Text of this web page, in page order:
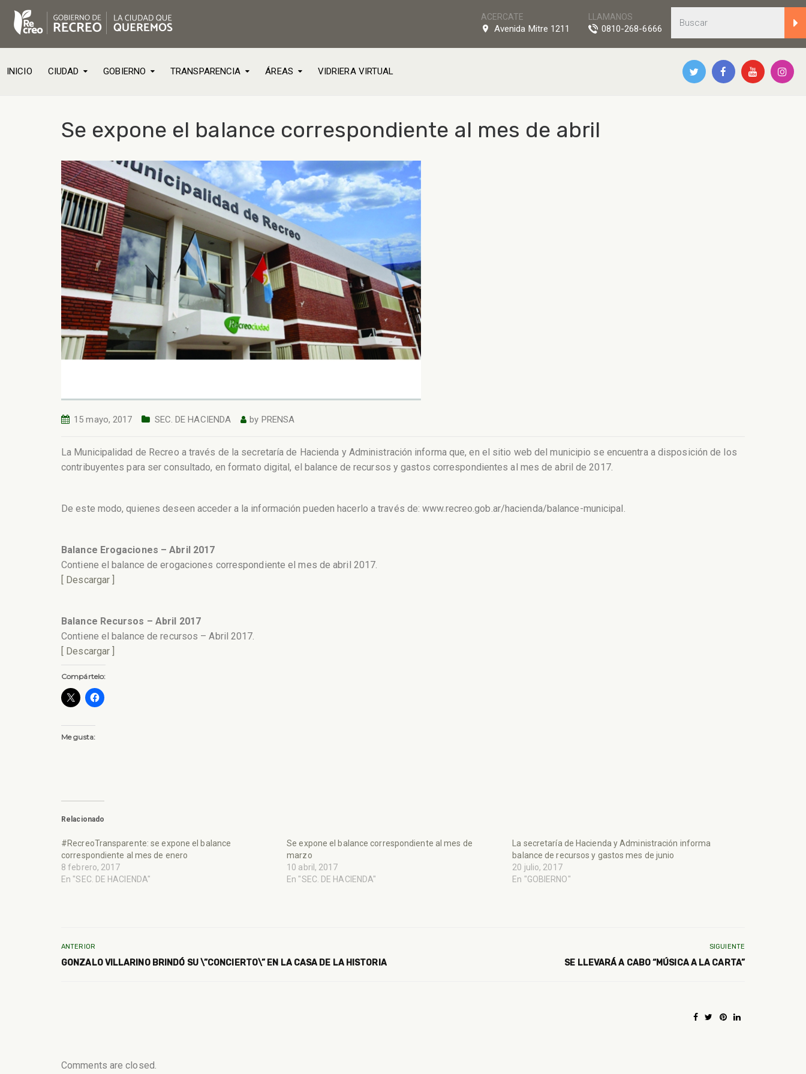
LLAMANOS
0810-268-6666
ACERCATE
Avenida Mitre 1211
INICIO CIUDAD GOBIERNO TRANSPARENCIA ÁREAS VIDRIERA VIRTUAL
Se expone el balance correspondiente al mes de abril
15 mayo, 2017 SEC. DE HACIENDA by PRENSA
La Municipalidad de Recreo a través de la secretaría de Hacienda y Administración informa que, en el sitio web del municipio se encuentra a disposición de los
contribuyentes para ser consultado, en formato digital, el balance de recursos y gastos correspondientes al mes de abril de 2017.
De este modo, quienes deseen acceder a la información pueden hacerlo a través de: www.recreo.gob.ar/hacienda/balance-municipal.
Balance Erogaciones – Abril 2017
Contiene el balance de erogaciones correspondiente el mes de abril 2017.
[ Descargar ]
Balance Recursos – Abril 2017
Contiene el balance de recursos – Abril 2017.
[ Descargar ]
Compártelo:
Me gusta:
Relacionado
#RecreoTransparente: se expone el balance
correspondiente al mes de enero
8 febrero, 2017
En "SEC. DE HACIENDA"
Se expone el balance correspondiente al mes de
marzo
10 abril, 2017
En "SEC. DE HACIENDA"
La secretaría de Hacienda y Administración informa
balance de recursos y gastos mes de junio
20 julio, 2017
En "GOBIERNO"
ANTERIOR
GONZALO VILLARINO BRINDÓ SU \”CONCIERTO\” EN LA CASA DE LA HISTORIA
SIGUIENTE
SE LLEVARÁ A CABO “MÚSICA A LA CARTA”
Comments are closed.